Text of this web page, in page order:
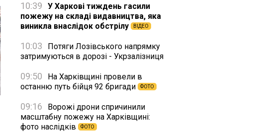
10:39
У Харкові тиждень гасили
пожежу на складі видавництва, яка
виникла внаслідок обстрілу
ВІДЕО
10:03
Потяги Лозівського напрямку
затримуються в дорозі - Укрзалізниця
09:50
На Харківщині провели в
останню путь бійця 92 бригади
ФОТО
09:16
Ворожі дрони спричинили
масштабну пожежу на Харківщині:
фото наслідків
ФОТО